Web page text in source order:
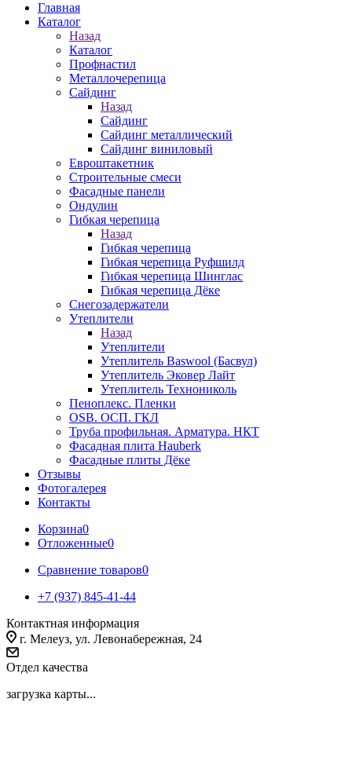
Главная
Каталог
Назад
Каталог
Профнастил
Металлочерепица
Сайдинг
Назад
Сайдинг
Сайдинг металлический
Сайдинг виниловый
Евроштакетник
Строительные смеси
Фасадные панели
Ондулин
Гибкая черепица
Назад
Гибкая черепица
Гибкая черепица Руфшилд
Гибкая черепица Шинглас
Гибкая черепица Дёке
Снегозадержатели
Утеплители
Назад
Утеплители
Утеплитель Baswool (Басвул)
Утеплитель Эковер Лайт
Утеплитель Технониколь
Пеноплекс. Пленки
OSB. ОСП. ГКЛ
Труба профильная. Арматура. НКТ
Фасадная плита Hauberk
Фасадные плиты Дёке
Отзывы
Фотогалерея
Контакты
Корзина0
Отложенные0
Сравнение товаров0
+7 (937) 845-41-44
Контактная информация
г. Мелеуз, ул. Левонабережная, 24
Отдел качества
загрузка карты...